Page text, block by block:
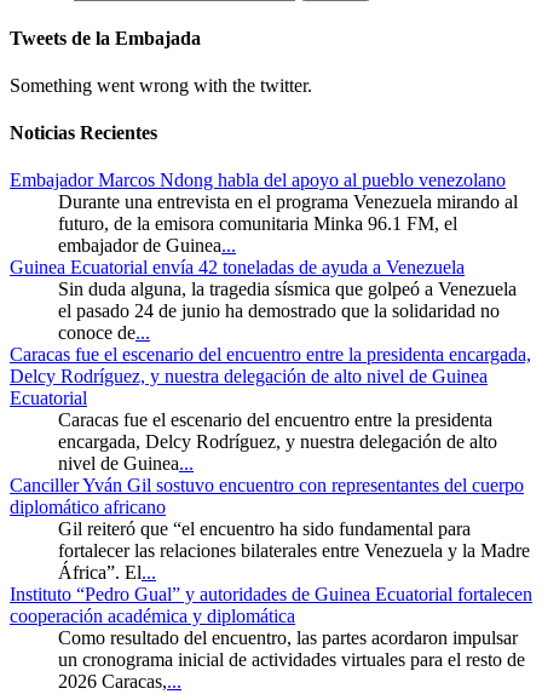
Tweets de la Embajada
Something went wrong with the twitter.
Noticias Recientes
Embajador Marcos Ndong habla del apoyo al pueblo venezolano
Durante una entrevista en el programa Venezuela mirando al
futuro, de la emisora comunitaria Minka 96.1 FM, el
embajador de Guinea...
Guinea Ecuatorial envía 42 toneladas de ayuda a Venezuela
Sin duda alguna, la tragedia sísmica que golpeó a Venezuela
el pasado 24 de junio ha demostrado que la solidaridad no
conoce de...
Caracas fue el escenario del encuentro entre la presidenta encargada,
Delcy Rodríguez, y nuestra delegación de alto nivel de Guinea
Ecuatorial
Caracas fue el escenario del encuentro entre la presidenta
encargada, Delcy Rodríguez, y nuestra delegación de alto
nivel de Guinea...
Canciller Yván Gil sostuvo encuentro con representantes del cuerpo
diplomático africano
Gil reiteró que “el encuentro ha sido fundamental para
fortalecer las relaciones bilaterales entre Venezuela y la Madre
África”. El...
Instituto “Pedro Gual” y autoridades de Guinea Ecuatorial fortalecen
cooperación académica y diplomática
Como resultado del encuentro, las partes acordaron impulsar
un cronograma inicial de actividades virtuales para el resto de
2026 Caracas,...